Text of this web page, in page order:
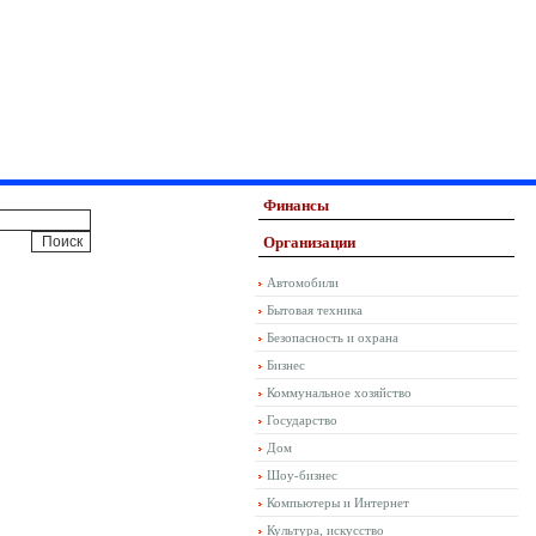
Финансы
Организации
Автомобили
Бытовая техника
Безопасность и охрана
Бизнес
Коммунальное хозяйство
Государство
Дом
Шоу-бизнес
Компьютеры и Интернет
Культура, искусство